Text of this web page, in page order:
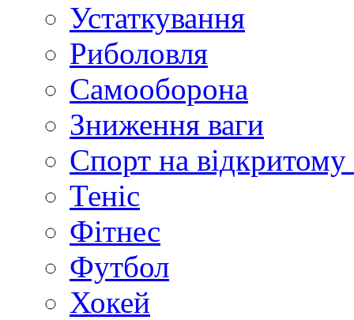
Устаткування
Риболовля
Самооборона
Зниження ваги
Спорт на відкритому
Теніс
Фітнес
Футбол
Хокей